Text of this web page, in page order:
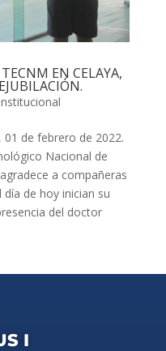
EN CELAYA,
01 de febrero de 2022.
Nacional de
a compañeras
de hoy inician su
del doctor
I